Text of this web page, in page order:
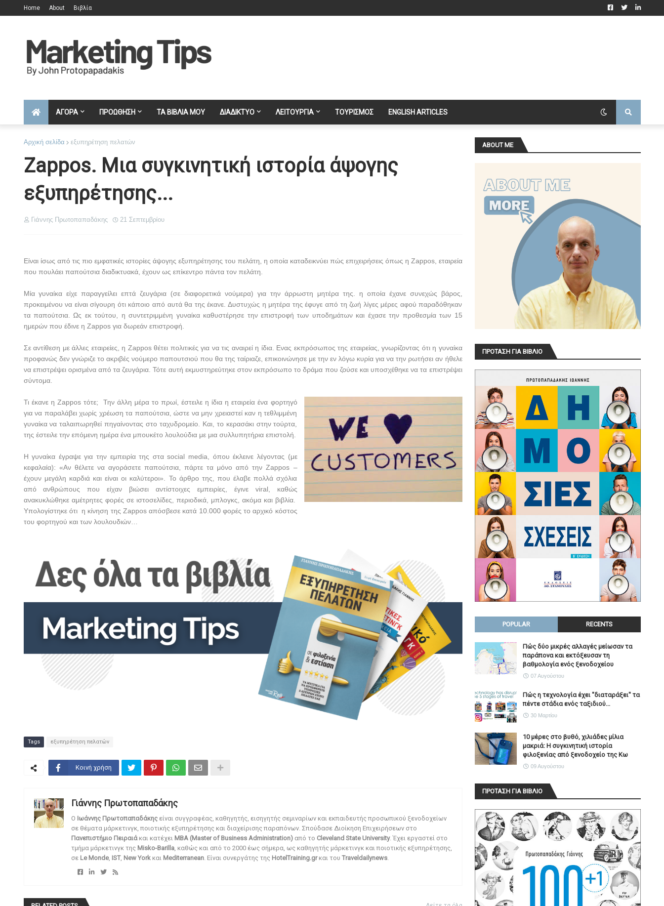
Home About Βιβλία
ΑΓΟΡΑ ΠΡΟΩΘΗΣΗ ΤΑ ΒΙΒΛΙΑ ΜΟΥ ΔΙΑΔΙΚΤΥΟ ΛΕΙΤΟΥΡΓΙΑ ΤΟΥΡΙΣΜΟΣ ENGLISH ARTICLES
Αρχική σελίδα εξυπηρέτηση πελατών
Zappos. Μια συγκινητική ιστορία άψογης
εξυπηρέτησης...
Γιάννης Πρωτοπαπαδάκης 21 Σεπτεμβρίου
Είναι ίσως από τις πιο εμφατικές ιστορίες άψογης εξυπηρέτησης του πελάτη, η οποία καταδεικνύει πώς επιχειρήσεις όπως η Zappos, εταιρεία
που πουλάει παπούτσια διαδικτυακά, έχουν ως επίκεντρο πάντα τον πελάτη.
Μία γυναίκα είχε παραγγείλει επτά ζευγάρια (σε διαφορετικά νούμερα) για την άρρωστη μητέρα της. η οποία έχανε συνεχώς βάρος,
προκειμένου να είναι σίγουρη ότι κάποιο από αυτά θα της έκανε. Δυστυχώς η μητέρα της έφυγε από τη ζωή λίγες μέρες αφού παραδόθηκαν
τα παπούτσια. Ως εκ τούτου, η συντετριμμένη γυναίκα καθυστέρησε την επιστροφή των υποδημάτων και έχασε την προθεσμία των 15
ημερών που έδινε η Zappos για δωρεάν επιστροφή.
Σε αντίθεση με άλλες εταιρείες, η Zappos θέτει πολιτικές για να τις αναιρεί η ίδια. Ενας εκπρόσωπος της εταιρείας, γνωρίζοντας ότι η γυναίκα
προφανώς δεν γνώριζε το ακριβές νούμερο παπουτσιού που θα της ταίριαζε, επικοινώνησε με την εν λόγω κυρία για να την ρωτήσει αν ήθελε
να επιστρέψει ορισμένα από τα ζευγάρια. Τότε αυτή εκμυστηρεύτηκε στον εκπρόσωπο το δράμα που ζούσε και υποσχέθηκε να τα επιστρέψει
σύντομα.
Τι έκανε η Zappos τότε; Την άλλη μέρα το πρωί, έστειλε η ίδια η εταιρεία ένα φορτηγό
για να παραλάβει χωρίς χρέωση τα παπούτσια, ώστε να μην χρειαστεί καν η τεθλιμμένη
γυναίκα να ταλαιπωρηθεί πηγαίνοντας στο ταχυδρομείο. Και, το κερασάκι στην τούρτα,
της έστειλε την επόμενη ημέρα ένα μπουκέτο λουλούδια με μια συλλυπητήρια επιστολή.
Η γυναίκα έγραψε για την εμπειρία της σταsocial media , όπου έκλεινε λέγοντας (με
κεφαλαία): «Αν θέλετε να αγοράσετε παπούτσια, πάρτε τα μόνο από τηνZappos –
έχουν μεγάλη καρδιά και είναι οι καλύτεροι». Το άρθρο της, που έλαβε πολλά σχόλια
από ανθρώπους που είχαν βιώσει αντίστοιχες εμπειρίες, έγινε viral , καθώς
ανακυκλώθηκε αμέτρητες φορές σε ιστοσελίδες, περιοδικά, μπλογκς, ακόμα και βιβλία.
Υπολογίστηκε ότι η κίνηση της Ζappos απόσβεσε κατά 10.000 φορές το αρχικό κόστος
του φορτηγού και των λουλουδιών…
Tags εξυπηρέτηση πελατών
Κοινή χρήση
Γιάννης Πρωτοπαπαδάκης
O Ιωάννης Πρωτοπαπαδάκης είναι συγγραφέας, καθηγητής, εισηγητής σεμιναρίων και εκπαιδευτής προσωπικού ξενοδοχείων
σε θέματα μάρκετινγκ, ποιοτικής εξυπηρέτησης και διαχείρισης παραπόνων. Σπούδασε Διοίκηση Επιχειρήσεων στο
Πανεπιστήμιο Πειραιάκαι κατέχει MBA (Master of Business Administration)από το Cleveland State University. Έχει εργαστεί στο
τμήμα μάρκετινγκ της Misko-Barilla, καθώς και από το 2000 έως σήμερα, ως καθηγητής μάρκετινγκ και ποιοτικής εξυπηρέτησης,
σε Le Monde, IST, New Yorkκαι Mediterranean. Είναι συνεργάτης της HotelTraining.grκαι του Traveldailynews.
ABOUT ME
ΠΡΟΤΑΣΗ ΓΙΑ ΒΙΒΛΙΟ
POPULAR RECENTS
Πώς δύο μικρές αλλαγές μείωσαν τα
παράπονα και εκτόξευσαν τη
βαθμολογία ενός ξενοδοχείου
07 Αυγούστου
Πώς η τεχνολογία έχει ''διαταράξει'' τα
πέντε στάδια ενός ταξιδιού...
30 Μαρτίου
10 μέρες στο βυθό, χιλιάδες μίλια
μακριά: Η συγκινητική ιστορία
φιλοξενίας από ξενοδοχείο της Κω
09 Αυγούστου
ΠΡΟΤΑΣΗ ΓΙΑ ΒΙΒΛΙΟ